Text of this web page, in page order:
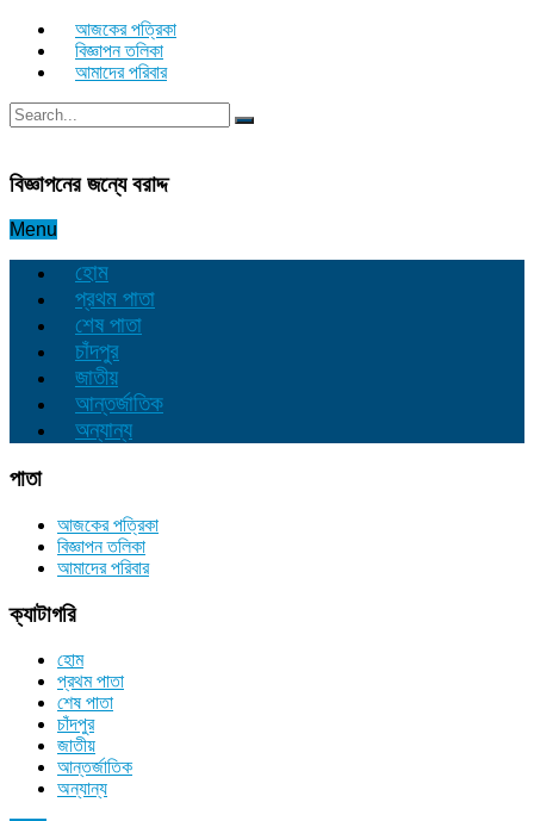
আজকের পত্রিকা
বিজ্ঞাপন তলিকা
আমাদের পরিবার
বিজ্ঞাপনের জন্যে বরাদ্দ
Menu
হোম
প্রথম পাতা
শেষ পাতা
চাঁদপুর
জাতীয়
আন্তর্জাতিক
অন্যান্য
পাতা
আজকের পত্রিকা
বিজ্ঞাপন তলিকা
আমাদের পরিবার
ক্যাটাগরি
হোম
প্রথম পাতা
শেষ পাতা
চাঁদপুর
জাতীয়
আন্তর্জাতিক
অন্যান্য